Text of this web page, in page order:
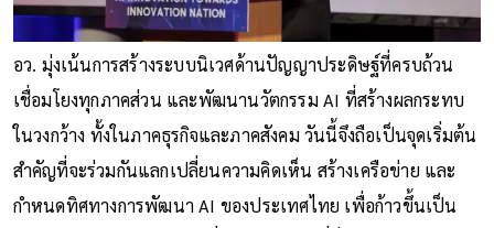
อว. มุ่งเน้นการสร้างระบบนิเวศด้านปัญญาประดิษฐ์ที่ครบถ้วน
เชื่อมโยงทุกภาคส่วน และพัฒนานวัตกรรม AI ที่สร้างผลกระทบ
ในวงกว้าง ทั้งในภาคธุรกิจและภาคสังคม วันนี้จึงถือเป็นจุดเริ่มต้น
สำคัญที่จะร่วมกันแลกเปลี่ยนความคิดเห็น สร้างเครือข่าย และ
กำหนดทิศทางการพัฒนา AI ของประเทศไทย เพื่อก้าวขึ้นเป็น